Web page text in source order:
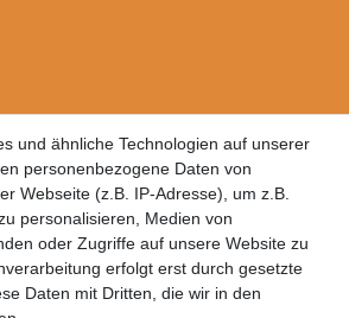
und ähnliche Technologien auf unserer
personenbezogene Daten von
Webseite (z.B. IP-Adresse), um z.B.
personalisieren, Medien von
oder Zugriffe auf unsere Website zu
erfolgt erst durch gesetzte
Daten mit Dritten, die wir in den